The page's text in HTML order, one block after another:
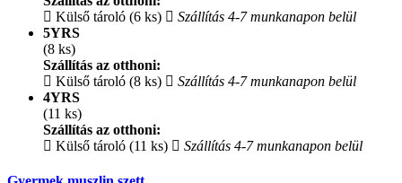
Külső tároló (6 ks)
Szállítás 4-7 munkanapon belül
5YRS
(8 ks)
Szállítás az otthoni:
Külső tároló (8 ks)
Szállítás 4-7 munkanapon belül
4YRS
(11 ks)
Szállítás az otthoni:
Külső tároló (11 ks)
Szállítás 4-7 munkanapon belül